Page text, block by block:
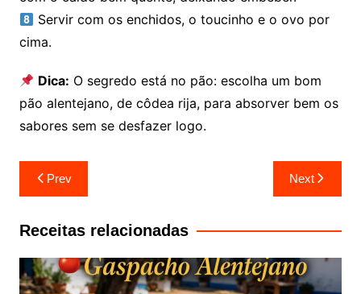
Servir com os enchidos, o toucinho e o ovo por
cima.
Dica: O segredo está no pão: escolha um bom
pão alentejano, de côdea rija, para absorver bem os
sabores sem se desfazer logo.
Navegação
de
artigos
Prev Next
Receitas relacionadas